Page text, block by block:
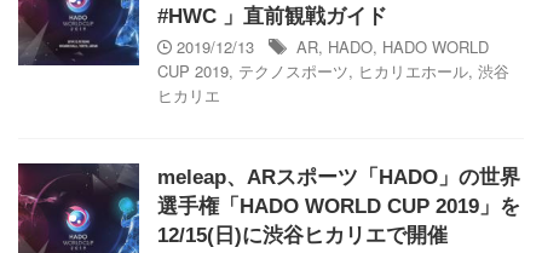
#HWC 」直前観戦ガイド
2019/12/13
AR, HADO, HADO WORLD
CUP 2019, テクノスポーツ, ヒカリエホール, 渋谷
ヒカリエ
meleap、ARスポーツ「HADO」の世界
選手権「HADO WORLD CUP 2019」を
12/15(日)に渋谷ヒカリエで開催